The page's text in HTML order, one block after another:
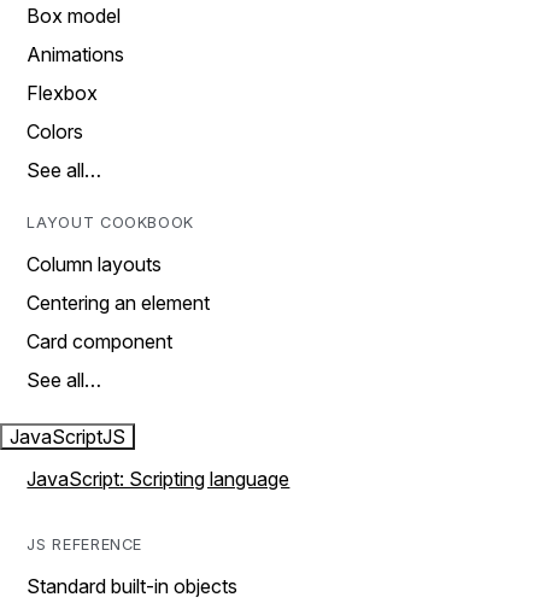
Box model
Animations
Flexbox
Colors
See all…
LAYOUT COOKBOOK
Column layouts
Centering an element
Card component
See all…
JavaScriptJS
JavaScript: Scripting language
JS REFERENCE
Standard built-in objects